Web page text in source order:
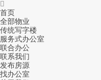
首页
全部物业
传统写字楼
服务式办公室
联合办公
联系我们
发布房源
找办公室